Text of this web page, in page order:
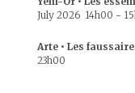
July 2026 14h00 -
Arte • Les
23h00